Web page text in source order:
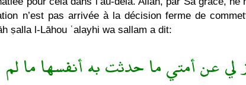
n’est pas arrivée à la décision ferme de
ṣalla l-Lāhou ʿalayhi wa sallam a dit:
لي عن أمتي ما حدثت به أنفسها ما